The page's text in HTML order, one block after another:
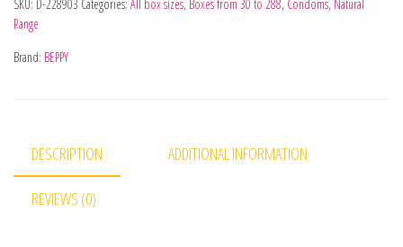
SKU: D-228903 Categories: All box sizes, Boxes from 30 to 288, Condoms, Natural
Range
Brand: BEPPY
DESCRIPTION ADDITIONAL INFORMATION
REVIEWS (0)